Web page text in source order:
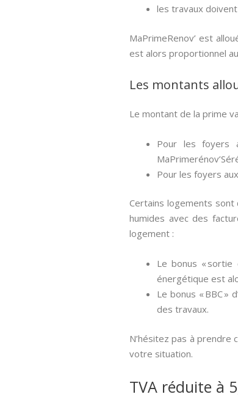
les travaux
MaPrimeRenov’ est
est alors proportionnel
Les montants
Le montant de la prime
Pour les foyers
Pour les foyers
Certains logements sont
humides avec des
logement :
Le bonus « sortie
énergétique est
Le bonus « BBC
des travaux.
N’hésitez pas à prendre
votre situation.
TVA réduite à